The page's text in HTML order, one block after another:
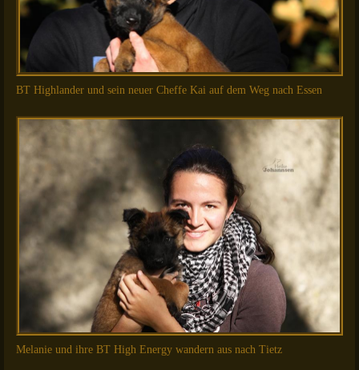
BT Highlander und sein neuer Cheffe Kai auf dem Weg nach Essen
Melanie und ihre BT High Energy wandern aus nach Tietz